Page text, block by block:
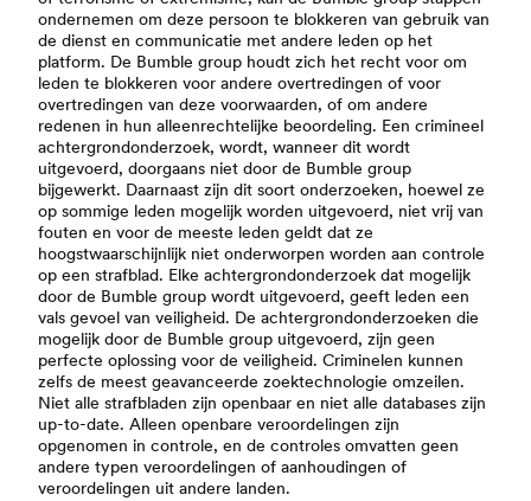
ondernemen om deze persoon te blokkeren van gebruik van
de dienst en communicatie met andere leden op het
platform. De Bumble group houdt zich het recht voor om
leden te blokkeren voor andere overtredingen of voor
overtredingen van deze voorwaarden, of om andere
redenen in hun alleenrechtelijke beoordeling. Een crimineel
achtergrondonderzoek, wordt, wanneer dit wordt
uitgevoerd, doorgaans niet door de Bumble group
bijgewerkt. Daarnaast zijn dit soort onderzoeken, hoewel ze
op sommige leden mogelijk worden uitgevoerd, niet vrij van
fouten en voor de meeste leden geldt dat ze
hoogstwaarschijnlijk niet onderworpen worden aan controle
op een strafblad. Elke achtergrondonderzoek dat mogelijk
door de Bumble group wordt uitgevoerd, geeft leden een
vals gevoel van veiligheid. De achtergrondonderzoeken die
mogelijk door de Bumble group uitgevoerd, zijn geen
perfecte oplossing voor de veiligheid. Criminelen kunnen
zelfs de meest geavanceerde zoektechnologie omzeilen.
Niet alle strafbladen zijn openbaar en niet alle databases zijn
up-to-date. Alleen openbare veroordelingen zijn
opgenomen in controle, en de controles omvatten geen
andere typen veroordelingen of aanhoudingen of
veroordelingen uit andere landen.